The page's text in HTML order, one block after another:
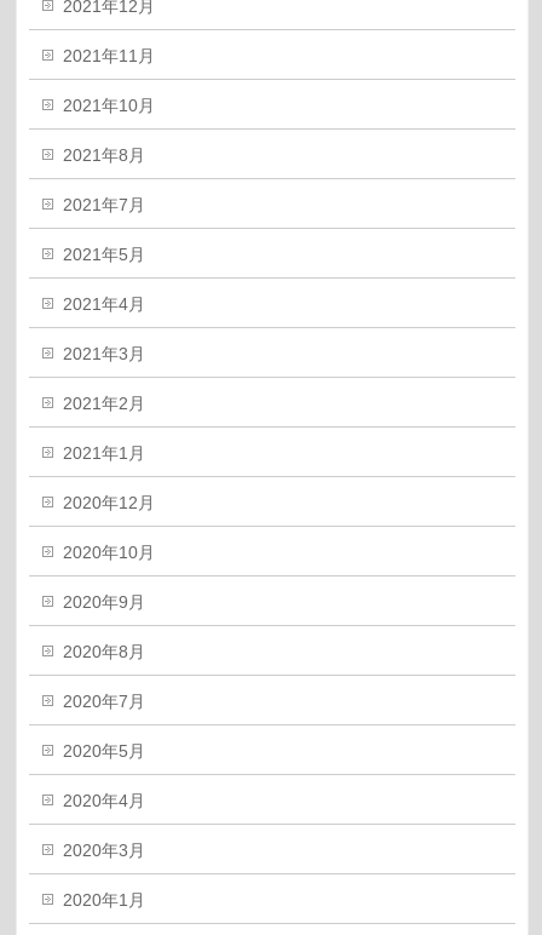
2021年12月
2021年11月
2021年10月
2021年8月
2021年7月
2021年5月
2021年4月
2021年3月
2021年2月
2021年1月
2020年12月
2020年10月
2020年9月
2020年8月
2020年7月
2020年5月
2020年4月
2020年3月
2020年1月